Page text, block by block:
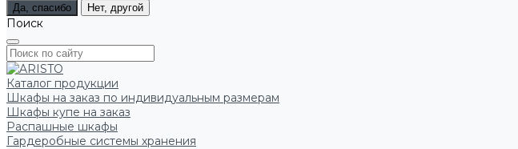
Да, спасибо Нет, другой
Поиск
Каталог продукции
Шкафы на заказ по индивидуальным размерам
Шкафы купе на заказ
Распашные шкафы
Гардеробные системы хранения